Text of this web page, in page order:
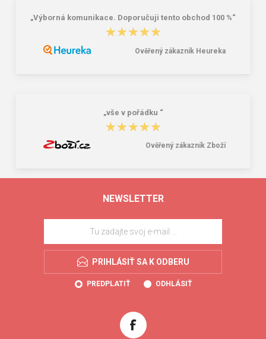
„Výborná komunikace. Doporučuji tento obchod 100 %“
★★★★★
★★★★★
Ověřený zákazník Heureka
„vše v pořádku “
★★★★★
★★★★★
Ověřený zákazník Zboží
NEWSLETTER
PRIHLÁSIŤ SA K ODBERU
PREDPLATIŤ ODHLÁSIŤ